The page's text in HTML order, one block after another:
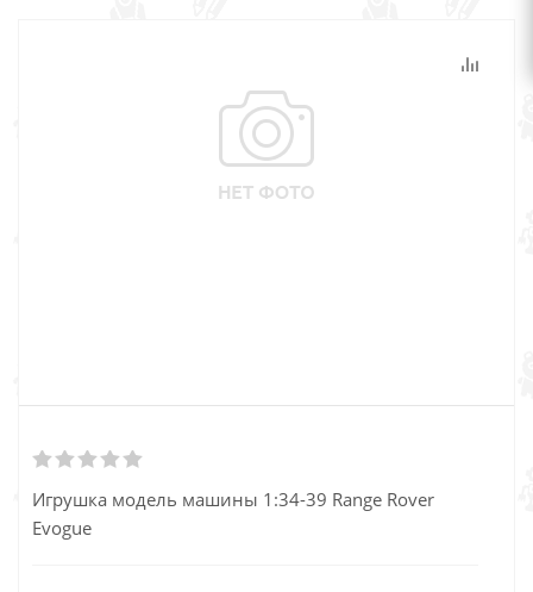
Игрушка модель машины 1:34-39 Range Rover
Evogue